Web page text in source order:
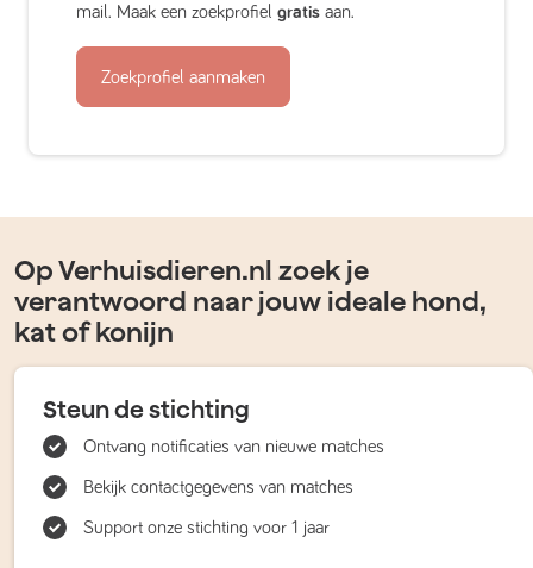
mail. Maak een zoekprofiel gratis aan.
Zoekprofiel aanmaken
Op Verhuisdieren.nl zoek je
verantwoord naar jouw ideale hond,
kat of konijn
Steun de stichting
Ontvang notificaties van nieuwe matches
Bekijk contactgegevens van matches
Support onze stichting voor 1 jaar